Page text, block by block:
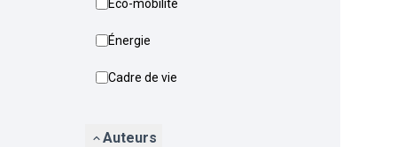
Éco-mobilité
Énergie
Cadre de vie
Auteurs